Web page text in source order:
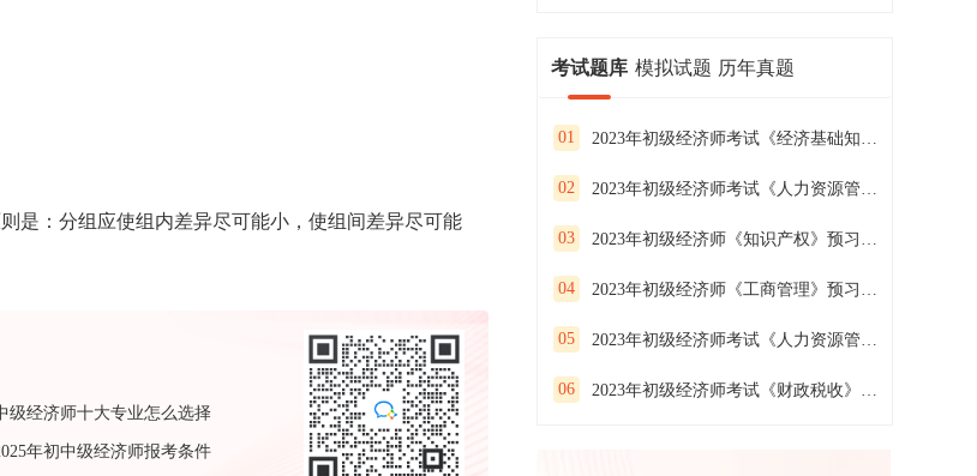
是：分组应使组内差异尽可能小，使组间差异尽可能
级经济师十大专业怎么选择
年初中级经济师报考条件
考试题库 模拟试题 历年真题
01 2023年初级经济师考试《经济基础知识》预习试卷（二）
02 2023年初级经济师考试《人力资源管理》预习试卷（一）
03 2023年初级经济师《知识产权》预习试卷（二）
04 2023年初级经济师《工商管理》预习试卷（一）
05 2023年初级经济师考试《人力资源管理》预习试卷（三）
06 2023年初级经济师考试《财政税收》预习试卷(一）